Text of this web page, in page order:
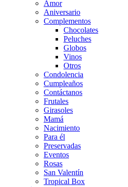
Amor
Aniversario
Complementos
Chocolates
Peluches
Globos
Vinos
Otros
Condolencia
Cumpleaños
Contáctanos
Frutales
Girasoles
Mamá
Nacimiento
Para él
Preservadas
Eventos
Rosas
San Valentín
Tropical Box